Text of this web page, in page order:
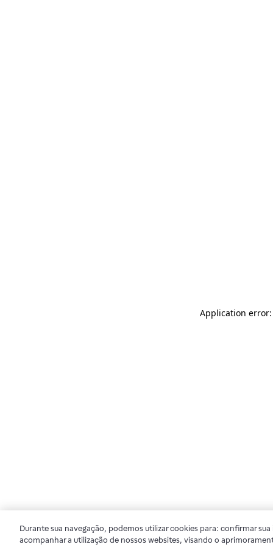
Application
Durante sua navegação, podemos utilizar cookies para: confirmar
acompanhar a utilização de nossos websites, visando o